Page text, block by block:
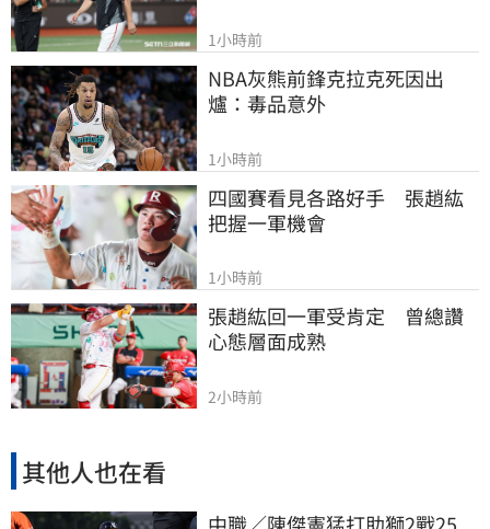
1小時前
NBA灰熊前鋒克拉克死因出
爐：毒品意外
1小時前
四國賽看見各路好手　張趙紘
把握一軍機會
1小時前
張趙紘回一軍受肯定　曾總讚
心態層面成熟
2小時前
其他人也在看